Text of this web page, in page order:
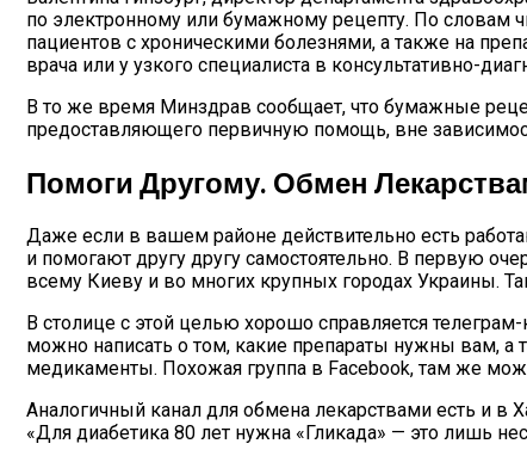
по электронному или бумажному рецепту. По
пациентов с хроническими болезнями, а также на
врача или у узкого специалиста в консультативно-
В то же время Минздрав сообщает, что бумажные
предоставляющего первичную помощь, вне
Помоги Другому. Обмен
Даже если в вашем районе действительно есть
и помогают другу другу самостоятельно. В первую
всему Киеву и во многих крупных городах Украины.
В столице с этой целью хорошо справляется
можно написать о том, какие препараты нужны вам, а
медикаменты. Похожая группа в Facebook, там же
Аналогичный канал для обмена лекарствами есть и в
«Для диабетика 80 лет нужна «Гликада» — это лишь